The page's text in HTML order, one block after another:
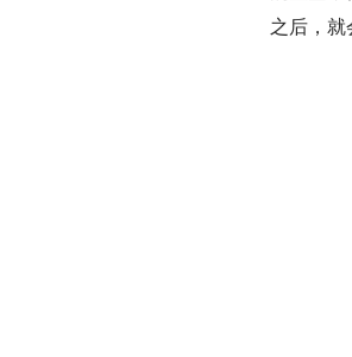
之后，就